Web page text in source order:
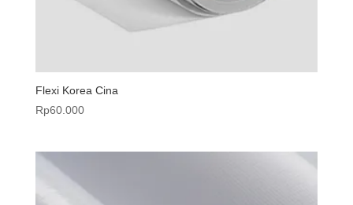
Flexi Korea Cina
Rp60.000